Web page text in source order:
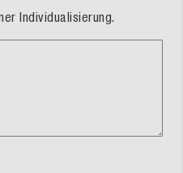
Individualisierung.